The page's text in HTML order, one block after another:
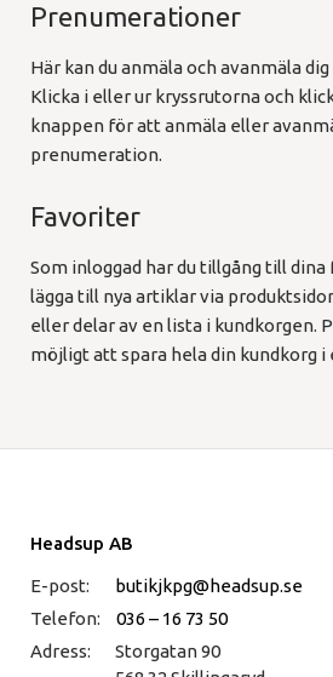
Prenumerationer
Här kan du anmäla och avanmäla
Klicka i eller ur kryssrutorna och
knappen för att anmäla eller
prenumeration.
Favoriter
Som inloggad har du tillgång till
lägga till nya artiklar via
eller delar av en lista i kundkorgen.
möjligt att spara hela din kundkorg
Headsup AB
E-post:
butikjkpg@headsup.se
Telefon:
036 – 16 73 50
Adress:
Storgatan 90